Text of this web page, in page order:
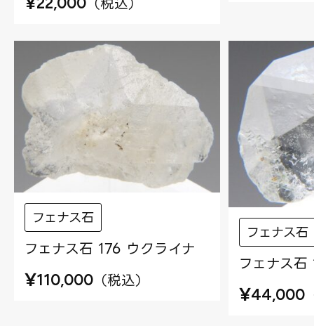
フェナス石
フェナス石 176 ウクライナ
¥110,000 （税込）
フェナス石
フェナス
¥44,000